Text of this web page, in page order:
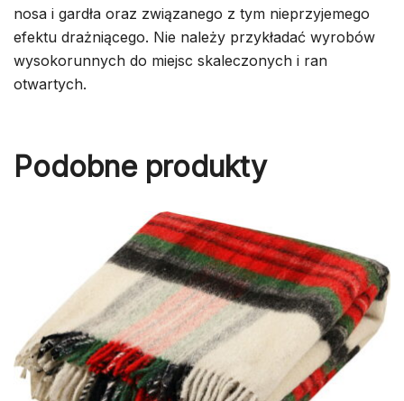
nosa i gardła oraz związanego z tym nieprzyjemego
efektu drażniącego. Nie należy przykładać wyrobów
wysokorunnych do miejsc skaleczonych i ran
otwartych.
Podobne produkty